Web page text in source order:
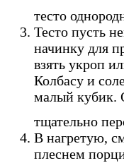
тесто
Тесто пусть
начинку для
взять укроп
Колбасу и
малый кубик.
тщательно
В нагретую,
плеснем